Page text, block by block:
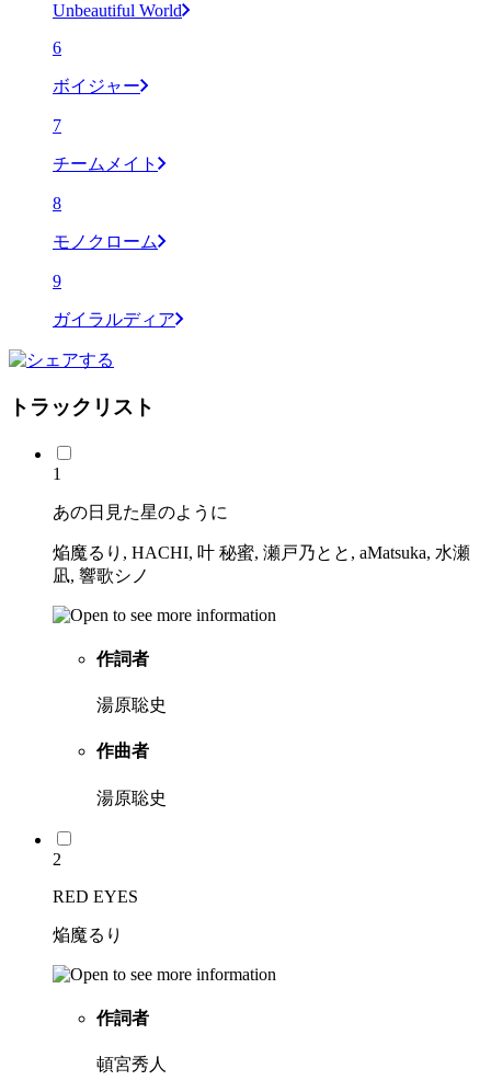
Unbeautiful World
6
ボイジャー
7
チームメイト
8
モノクローム
9
ガイラルディア
トラックリスト
1
あの日見た星のように
焔魔るり, HACHI, 叶 秘蜜, 瀬戸乃とと, aMatsuka, 水瀬
凪, 響歌シノ
作詞者
湯原聡史
作曲者
湯原聡史
2
RED EYES
焔魔るり
作詞者
頓宮秀人